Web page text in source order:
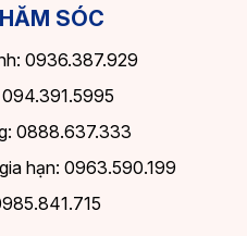
SÓC
0936.387.929
0888.637.333
hạn: 0963.590.199